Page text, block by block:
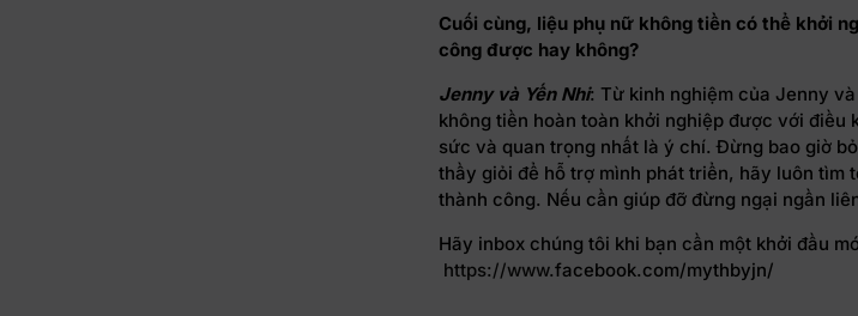
Cuối cùng, liệu phụ nữ không tiền có thể khởi
công được hay không?
Jenny và Yến Nhi: Từ kinh nghiệm của Jenny
không tiền hoàn toàn khởi nghiệp được với điều
sức và quan trọng nhất là ý chí. Đừng bao giờ
thầy giỏi để hỗ trợ mình phát triển, hãy luôn tìm
thành công. Nếu cần giúp đỡ đừng ngại ngần
Hãy inbox chúng tôi khi bạn cần một khởi đầu
https://www.facebook.com/mythbyjn/